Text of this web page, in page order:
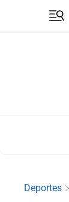
Deportes